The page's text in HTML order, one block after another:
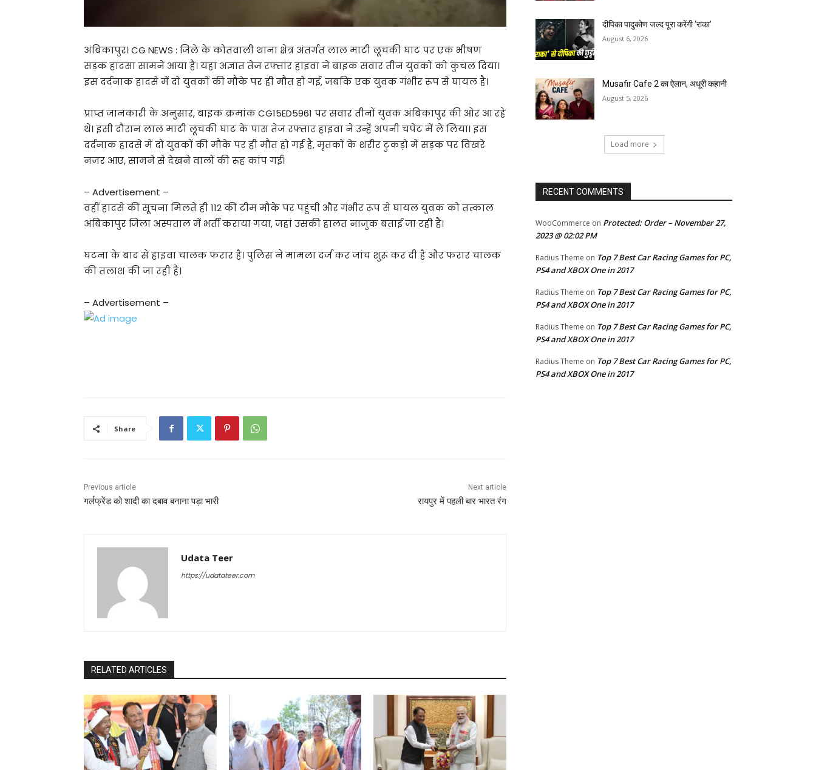
अंबिकापुर। CG NEWS : जिले के कोतवाली थाना क्षेत्र अंतर्गत लाल माटी लूचकी घाट पर एक भीषण
सड़क हादसा सामने आया है। यहां अज्ञात तेज रफ्तार हाइवा ने बाइक सवार तीन युवकों को कुचल दिया।
इस दर्दनाक हादसे में दो युवकों की मौके पर ही मौत हो गई, जबकि एक युवक गंभीर रूप से घायल है।
प्राप्त जानकारी के अनुसार, बाइक क्रमांक CG15ED5961 पर सवार तीनों युवक अंबिकापुर की ओर आ रहे
थे। इसी दौरान लाल माटी लूचकी घाट के पास तेज रफ्तार हाइवा ने उन्हें अपनी चपेट में ले लिया। इस
दर्दनाक हादसे में दो युवकों की मौके पर ही मौत हो गई है, मृतकों के शरीर टुकड़ो में सड़क पर विखरे
नजर आए, सामने से देखने वालों की रूह कांप गई।
– Advertisement –
वहीं हादसे की सूचना मिलते ही 112 की टीम मौके पर पहुंची और गंभीर रूप से घायल युवक को तत्काल
अंबिकापुर जिला अस्पताल में भर्ती कराया गया, जहां उसकी हालत नाजुक बताई जा रही है।
घटना के बाद से हाइवा चालक फरार है। पुलिस ने मामला दर्ज कर जांच शुरू कर दी है और फरार चालक
की तलाश की जा रही है।
– Advertisement –
Share
Previous article
गर्लफ्रेंड को शादी का दबाव बनाना पड़ा भारी
Next article
रायपुर में पहली बार भारत रंग
Udata Teer
https://udatateer.com
RELATED ARTICLES
दीपिका पादुकोण जल्द पूरा करेंगी ‘राका’
August 6, 2026
Musafir Cafe 2 का ऐलान, अधूरी कहानी
August 5, 2026
Load more
RECENT COMMENTS
WooCommerce on Protected: Order – November 27,
2023 @ 02:02 PM
Radius Theme on Top 7 Best Car Racing Games for PC,
PS4 and XBOX One in 2017
Radius Theme on Top 7 Best Car Racing Games for PC,
PS4 and XBOX One in 2017
Radius Theme on Top 7 Best Car Racing Games for PC,
PS4 and XBOX One in 2017
Radius Theme on Top 7 Best Car Racing Games for PC,
PS4 and XBOX One in 2017